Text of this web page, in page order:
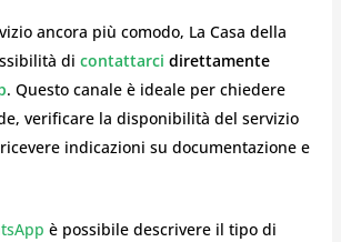
ancora più comodo, La Casa della
di contattarci direttamente
. Questo canale è ideale per chiedere
verificare la disponibilità del servizio
indicazioni su documentazione e
è possibile descrivere il tipo di